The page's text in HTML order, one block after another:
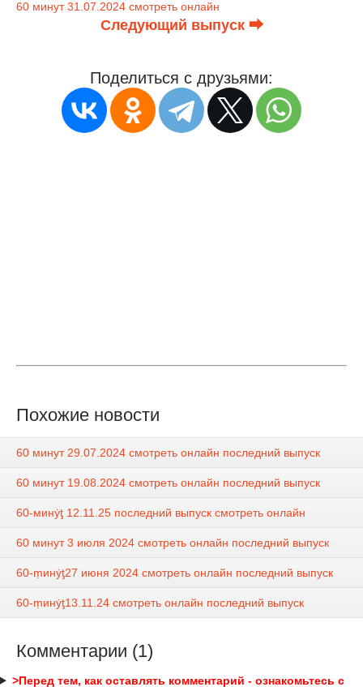
60 минут 31.07.2024 смотреть онлайн
Следующий выпуск ⮕
Поделиться с друзьями:
Похожие новости
60 минут 29.07.2024 смотреть онлайн последний выпуск
60 минут 19.08.2024 смотреть онлайн последний выпуск
60-минẏƫ 12.11.25 последний выпуск смотреть онлайн
60 минут 3 июля 2024 смотреть онлайн последний выпуск
60-ṃинẏƫ27 июня 2024 смотреть онлайн последний выпуск
60-ṃинẏƫ13.11.24 смотреть онлайн последний выпуск
Комментарии (1)
>Перед тем, как оставлять комментарий - ознакомьтесь с